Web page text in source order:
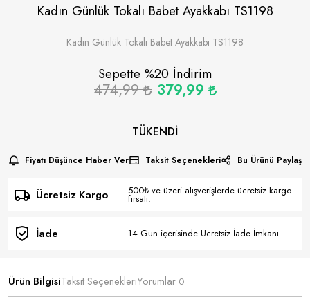
Kadın Günlük Tokalı Babet Ayakkabı TS1198
Kadın Günlük Tokalı Babet Ayakkabı TS1198
Sepette %20İndirim
474,99 379,99
TÜKENDI
Fiyatı Düşünce Haber Ver Taksit Seçenekleri Bu Ürünü Paylaş
Ücretsiz Kargo 500₺ ve üzeri alışverişlerde ücretsiz kargo
fırsatı.
İade 14 Gün içerisinde Ücretsiz İade İmkanı.
Ürün BilgisiTaksit SeçenekleriYorumlar 0